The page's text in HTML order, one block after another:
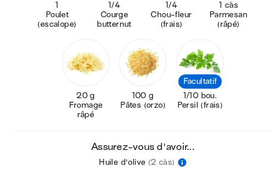
1
Poulet
(escalope)
1/4
Courge
butternut
1/4
Chou-fleur
(frais)
1 càs
Parmesan
(râpé)
20 g
Fromage
râpé
100 g
Pâtes (orzo)
Facultatif
1/10 bou.
Persil (frais)
Assurez-vous d'avoir...
Huile d'olive (2 càs)